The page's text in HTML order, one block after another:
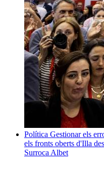
Política Gestionar els
els fronts oberts d'Illa
Surroca Albet